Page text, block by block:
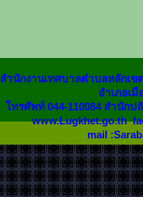
สำนักงานเทศบาลตำบลหลักเ
อำเภอเ
โทรศัพท์ 044-110084 สำนักป
www.Lugkhet.go.th
mail